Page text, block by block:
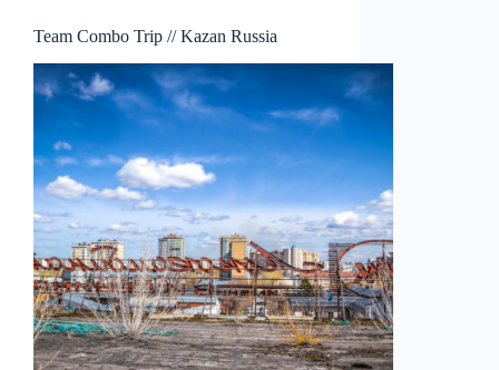
Team Combo Trip // Kazan Russia